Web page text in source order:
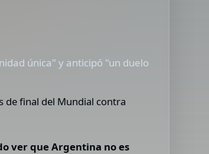
única" y anticipó "un duelo
de final del Mundial contra
ver que Argentina no es